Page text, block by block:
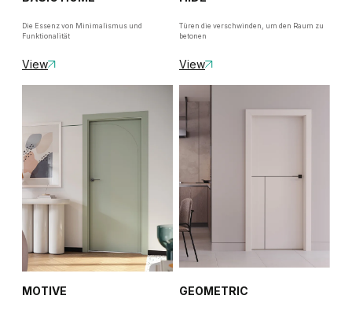
Die Essenz von Minimalismus und
Funktionalität
View
Türen die verschwinden, um den Raum zu
betonen
View
MOTIVE GEOMETRIC